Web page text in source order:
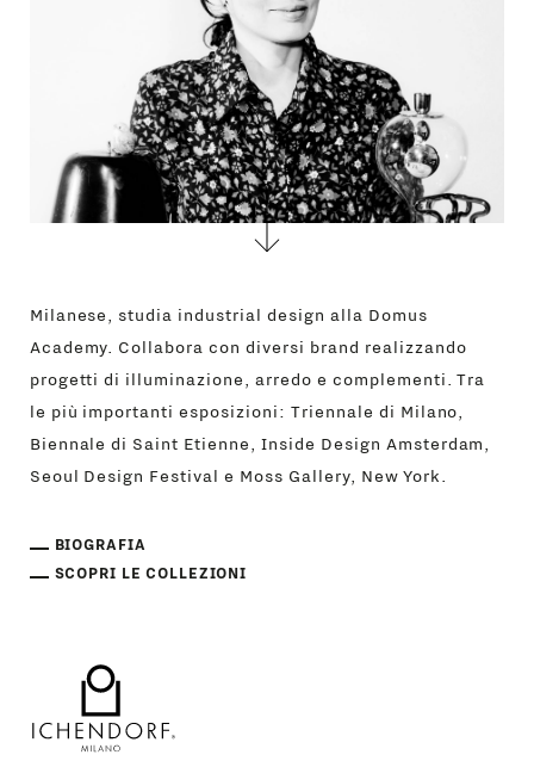
Milanese, studia industrial design alla Domus
Academy. Collabora con diversi brand realizzando
progetti di illuminazione, arredo e complementi. Tra
le più importanti esposizioni: Triennale di Milano,
Biennale di Saint Etienne, Inside Design Amsterdam,
Seoul Design Festival e Moss Gallery, New York.
BIOGRAFIA
SCOPRI LE COLLEZIONI